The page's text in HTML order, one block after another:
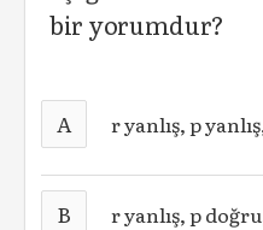
bir yorumdur?
A r yanlış, p
B r yanlış, p